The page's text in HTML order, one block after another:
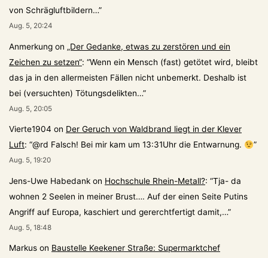
von Schrägluftbildern…”
Aug. 5, 20:24
Anmerkung on „Der Gedanke, etwas zu zerstören und ein
Zeichen zu setzen“: “Wenn ein Mensch (fast) getötet wird, bleibt
das ja in den allermeisten Fällen nicht unbemerkt. Deshalb ist
bei (versuchten) Tötungsdelikten…”
Aug. 5, 20:05
Vierte1904 on Der Geruch von Waldbrand liegt in der Klever
Luft: “@rd Falsch! Bei mir kam um 13:31Uhr die Entwarnung. ”
Aug. 5, 19:20
Jens-Uwe Habedank on Hochschule Rhein-Metall?: “Tja- da
wohnen 2 Seelen in meiner Brust…. Auf der einen Seite Putins
Angriff auf Europa, kaschiert und gererchtfertigt damit,…”
Aug. 5, 18:48
Markus on Baustelle Keekener Straße: Supermarktchef